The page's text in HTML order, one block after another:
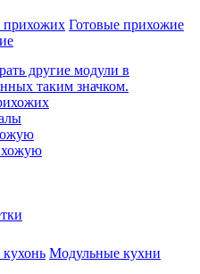
прихожих Готовые прихожие
другие модули в
таким значком.
Модульные кухни